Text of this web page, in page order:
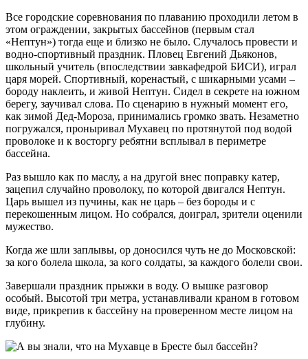
Все городские соревнования по плаванию проходили летом в
этом ограждении, закрытых бассейнов (первым стал
«Нептун») тогда еще и близко не было. Случалось провести и
водно-спортивный праздник. Пловец Евгений Дьяконов,
школьный учитель (впоследствии завкафедрой БИСИ), играл
царя морей. Спортивный, коренастый, с шикарными усами –
бороду наклеить, и живой Нептун. Сидел в секрете на южном
берегу, заучивал слова. По сценарию в нужный момент его,
как зимой Дед-Мороза, принимались громко звать. Незаметно
погружался, проныривал Мухавец по протянутой под водой
проволоке и к восторгу ребятни всплывал в периметре
бассейна.
Раз вышло как по маслу, а на другой внес поправку катер,
зацепил случайно проволоку, по которой двигался Нептун.
Царь вышел из пучины, как не царь – без бороды и с
перекошенным лицом. Но собрался, доиграл, зрители оценили
мужество.
Когда же шли заплывы, ор доносился чуть не до Московской:
за кого болела школа, за кого солдаты, за каждого болели свои.
Завершали праздник прыжки в воду. О вышке разговор
особый. Высотой три метра, устанавливали краном в готовом
виде, прикрепив к бассейну на проверенном месте лицом на
глубину.